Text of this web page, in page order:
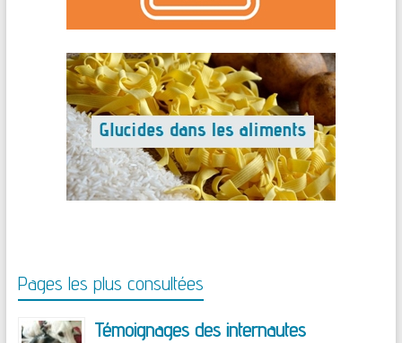
Pages les plus consultées
Témoignages des internautes